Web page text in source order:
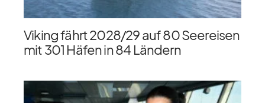
Viking fährt 2028/​29 auf 80 Seereisen
mit 301 Häfen in 84 Ländern